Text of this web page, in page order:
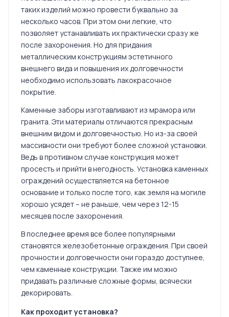
таких изделий можно провести буквально за
несколько часов. При этом они легкие, что
позволяет устанавливать их практически сразу же
после захоронения. Но для придания
металлическим конструкциям эстетичного
внешнего вида и повышения их долговечности
необходимо использовать лакокрасочное
покрытие.
Каменные заборы изготавливают из мрамора или
гранита. Эти материалы отличаются прекрасным
внешним видом и долговечностью. Но из-за своей
массивности они требуют более сложной установки.
Ведь в противном случае конструкция может
просесть и прийти в негодность. Установка каменных
ограждений осуществляется на бетонное
основание и только после того, как земля на могиле
хорошо усядет – не раньше, чем через 12-15
месяцев после захоронения.
В последнее время все более популярными
становятся железобетонные ограждения. При своей
прочности и долговечности они гораздо доступнее,
чем каменные конструкции. Также им можно
придавать различные сложные формы, всячески
декорировать.
Как проходит установка?